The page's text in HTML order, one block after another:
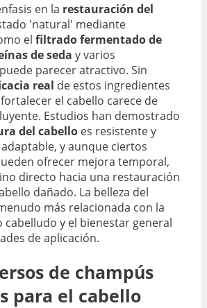
en la restauración del
'natural' mediante
el filtrado fermentado de
de seda y varios
parecer atractivo. Sin
real de estos ingredientes
el cabello carece de
Estudios han demostrado
del cabello es resistente y
y aunque ciertos
ofrecer mejora temporal,
directo hacia una restauración
dañado. La belleza del
más relacionada con la
cabelludo y el bienestar general
de aplicación.
de champús
para el cabello